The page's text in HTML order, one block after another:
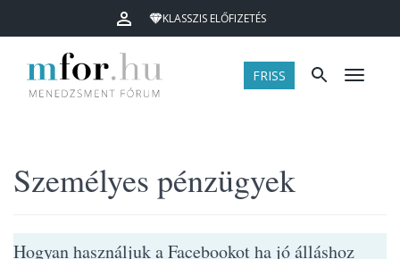
KLASSZIS ELŐFIZETÉS
FRISS Menü
Személyes pénzügyek
Hogyan használjuk a Facebookot ha jó álláshoz